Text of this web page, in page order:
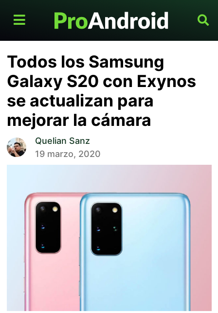
Todos los Samsung
Galaxy S20 con Exynos
se actualizan para
mejorar la cámara
Quelian Sanz
19 marzo, 2020